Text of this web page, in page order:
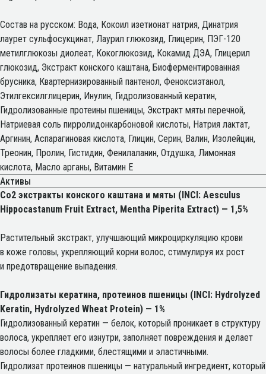
Состав на русском: Вода, Кокоил изетионат натрия, Динатрия
лаурет сульфосукцинат, Лаурил глюкозид, Глицерин, ПЭГ-120
метилглюкозы диолеат, Кокоглюкозид, Кокамид ДЭА, Глицерил
глюкозид, Экстракт конского каштана, Биоферментированная
брусника, Квартернизированный пантенол, Феноксиэтанол,
Этилгексилглицерин, Инулин, Гидролизованный кератин,
Гидролизованные протеины пшеницы, Экстракт мяты перечной,
Натриевая соль пирролидонкарбоновой кислоты, Натрия лактат,
Аргинин, Аспарагиновая кислота, Глицин, Серин, Валин, Изолейцин,
Треонин, Пролин, Гистидин, Фенилаланин, Отдушка, Лимонная
кислота, Масло арганы, Витамин Е
Активы
Со2 экстракты конского каштана и мяты (INCI: Аesculus
Hippocastanum Fruit Extract, Mentha Piperita Extract) — 1,5%
Растительный экстракт, улучшающий микроциркуляцию крови
в коже головы, укрепляющий корни волос, стимулируя их рост
и предотвращение выпадения.
Гидролизаты кератина, протеинов пшеницы (INCI: Hydrolyzed
Keratin, Hydrolyzed Wheat Protein) — 1%
Гидролизованный кератин — белок, который проникает в структуру
волоса, укрепляет его изнутри, заполняет повреждения и делает
волосы более гладкими, блестящими и эластичными.
Гидролизат протеинов пшеницы — натуральный ингредиент, который